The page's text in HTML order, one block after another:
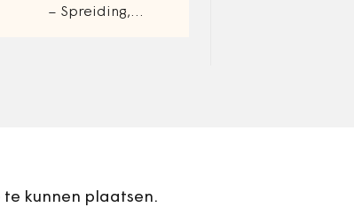
– Spreiding,
kunnen plaatsen.